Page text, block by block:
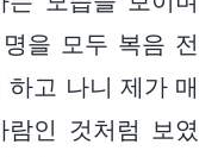
을 모두 복음 전
하고 나니 제가 매
인 것처럼 보였